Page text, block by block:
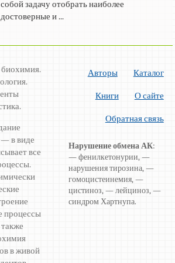
собой задачу отобрать наиболее
достоверные и ...
биохимия.
в виде
все
процессы
в живой
Авторы Каталог
Книги О сайте
Обратная связь
Нарушение обмена АК:
— фенилкетонурии, —
нарушения тирозина, —
гомоцистеинемия, —
цистиноз, — лейциноз, —
синдром Хартнупа.